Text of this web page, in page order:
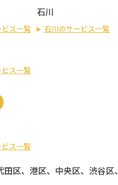
ス一覧
石川
石川のサービス一覧
ス一覧
ス一覧
田区、 港区、 中央区、 渋谷区、